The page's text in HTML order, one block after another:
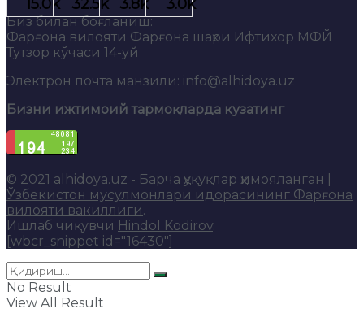
Биз билан боғланиш:
Фарғона вилояти Фарғона шаҳри Ифтихор МФЙ
Тутзор кўчаси 14-уй
Электрон почта манзили: info@alhidoya.uz
Бизни ижтимоий тармоқларда кузатинг
© 2021 alhidoya.uz - Барча ҳуқуқлар ҳимояланган |
Ўзбекистон мусулмонлари идорасининг Фарғона
вилояти вакиллиги.
Ишлаб чиқувчи Hindol Kodirov.
[wbcr_snippet id="16430"]
No Result
View All Result